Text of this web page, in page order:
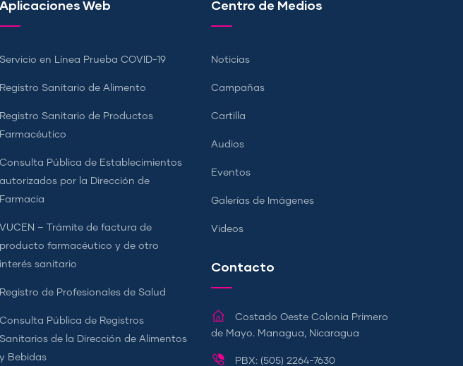
Aplicaciones Web
Servicio en Línea Prueba COVID-19
Registro Sanitario de Alimento
Registro Sanitario de Productos
Farmacéutico
Consulta Pública de Establecimientos
autorizados por la Dirección de
Farmacia
VUCEN – Trámite de factura de
producto farmacéutico y de otro
interés sanitario
Registro de Profesionales de Salud
Consulta Pública de Registros
Sanitarios de la Dirección de Alimentos
y Bebidas
Centro de Medios
Noticias
Campañas
Cartilla
Audios
Eventos
Galerías de Imágenes
Videos
Contacto
Costado Oeste Colonia Primero
de Mayo. Managua, Nicaragua
PBX: (505) 2264-7630